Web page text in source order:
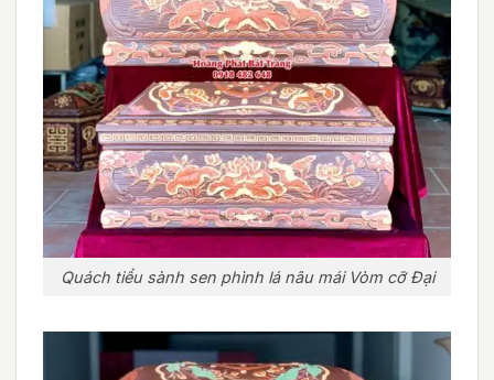
Quách tiểu sành sen phình lá nâu mái Vòm cỡ Đại